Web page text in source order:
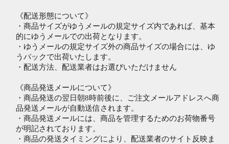
《配送形態について》
・商品サイズがゆうメールの規定サイズ内であれば、基本
的にゆうメールでの出荷となります。
・ゆうメールの規定サイズ外の商品サイズの場合には、ゆ
うパックで出荷いたします。
・配送方法、配送業者はお選びいただけません
《商品発送メールについて》
・商品発送の翌日朝8時前後に、ご注文メールアドレスへ商
品発送メールが自動送信されます。
・商品発送メールには、商品を管理するためのお荷物番号
が明記されております。
・商品の発送タイミングにより、配送業者のサイト反映ま